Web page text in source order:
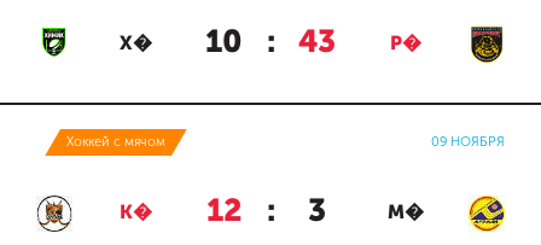
Х� 10 : 43 Р�
Хоккей с мячом 09 НОЯБРЯ
К� 12 : 3 М�